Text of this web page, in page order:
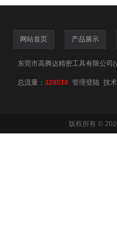
网站首页 产品展示
东莞市高腾达精密工具有限公司
总流量： 328518 管理登陆 技
版权所有 ©